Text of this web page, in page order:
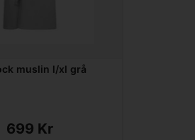
muslin l/xl grå
699 Kr